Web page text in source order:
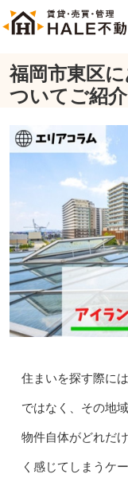
福岡市東区
ついてご紹
住まいを探す際に
ではなく、その地
物件自体がどれだ
く感じてしまうケ